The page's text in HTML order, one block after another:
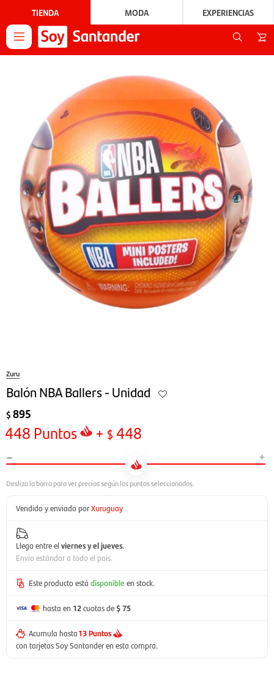
TIENDA MODA EXPERIENCIAS

Zuru
Balón NBA Ballers - Unidad
$ 895
448 Puntos + $ 448
- +
Vendido y enviado porXuruguay
Llega entre el viernes y el jueves.
Envío estándar a todo el país.
Este producto está disponible en stock.
hasta en 12cuotas de$ 75
Acumula hasta13 Puntos
con tarjetas Soy Santander en esta compra.